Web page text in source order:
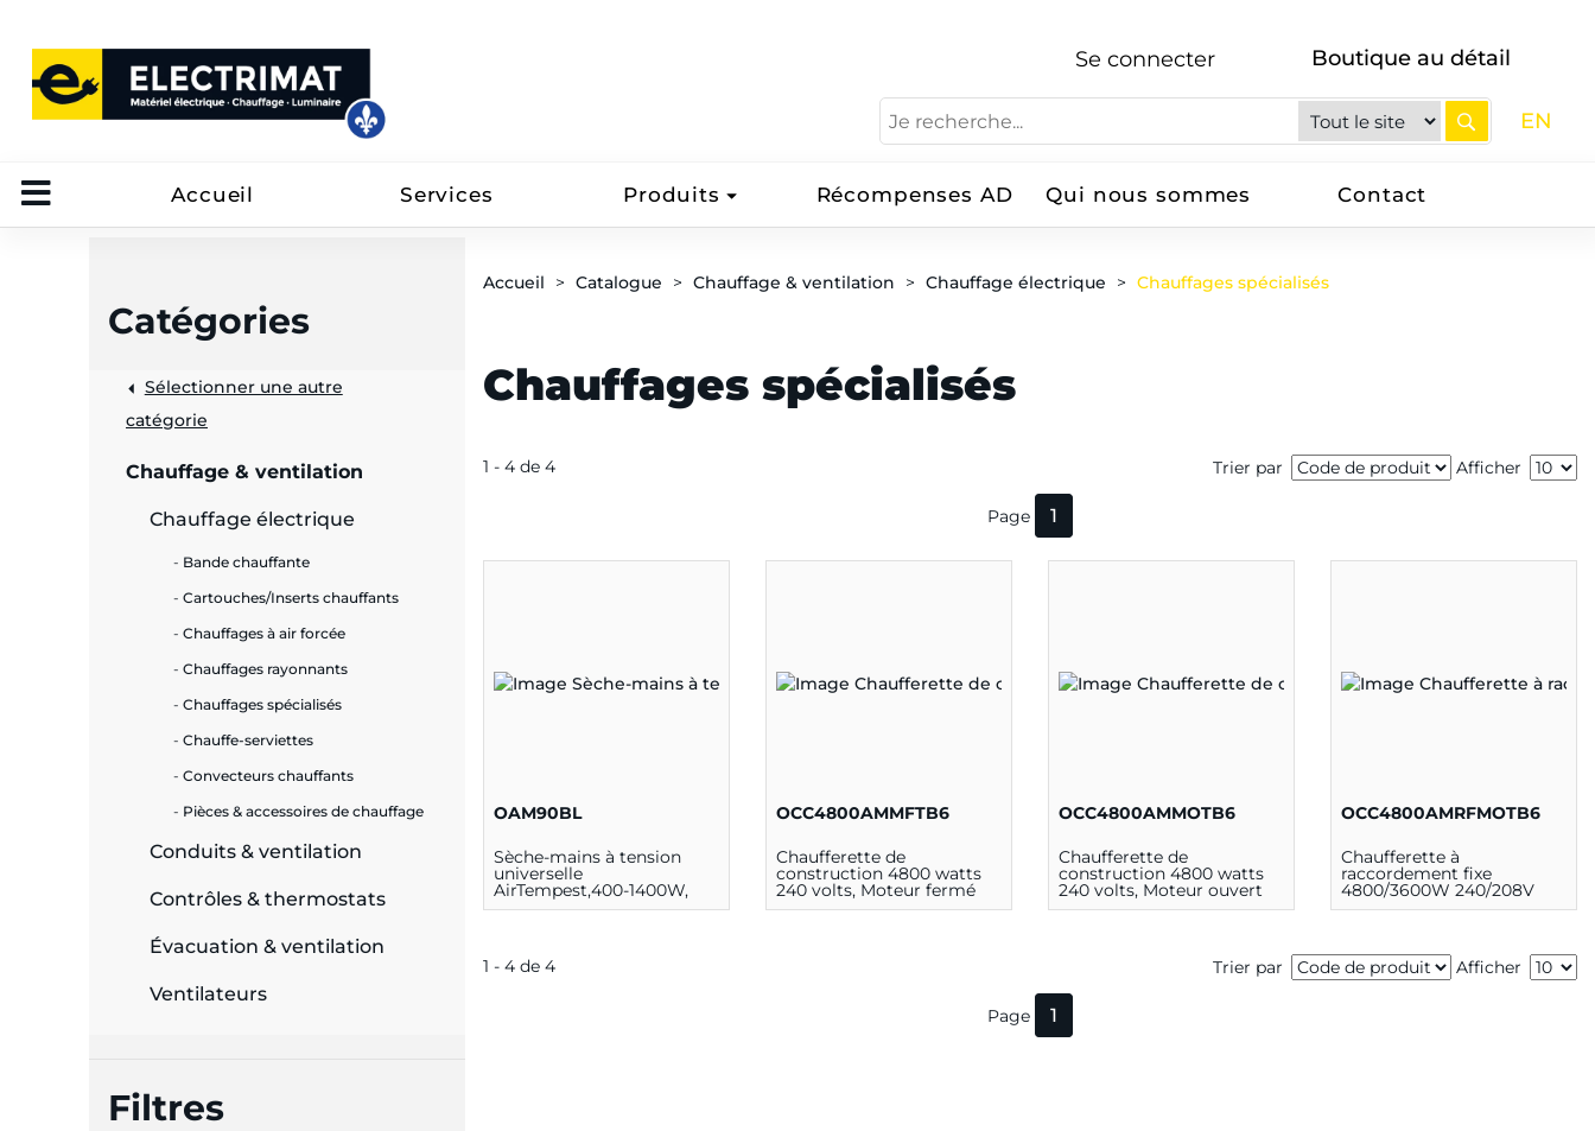
Se connecter Boutique au détail
EN
Accueil Services Produits Récompenses AD Qui nous sommes Contact
Catégories
Sélectionner une autre
catégorie
Chauffage & ventilation
Chauffage électrique
Bande chauffante
Cartouches/Inserts chauffants
Chauffages à air forcée
Chauffages rayonnants
Chauffages spécialisés
Chauffe-serviettes
Convecteurs chauffants
Pièces & accessoires de chauffage
Conduits & ventilation
Contrôles & thermostats
Évacuation & ventilation
Ventilateurs
Filtres
Accueil Catalogue Chauffage & ventilation Chauffage électrique Chauffages spécialisés
Chauffages spécialisés
1 - 4 de 4 Trier par Afficher
Page 1
OAM90BL
Sèche-mains à tension
universelle
AirTempest,400-1400W,
(120V), 350-1250W (240V),
OCC4800AMMFTB6
Chaufferette de
construction 4800 watts
240 volts, Moteur fermé
OCC4800AMMOTB6
Chaufferette de
construction 4800 watts
240 volts, Moteur ouvert
OCC4800AMRFMOTB6
Chaufferette à
raccordement fixe
4800/3600W 240/208V
amande, moteur ouvert,
1 - 4 de 4 Trier par Afficher
Page 1